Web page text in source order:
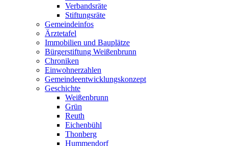
Verbandsräte
Stiftungsräte
Gemeindeinfos
Ärztetafel
Immobilien und Bauplätze
Bürgerstiftung Weißenbrunn
Chroniken
Einwohnerzahlen
Gemeindeentwicklungskonzept
Geschichte
Weißenbrunn
Grün
Reuth
Eichenbühl
Thonberg
Hummendorf